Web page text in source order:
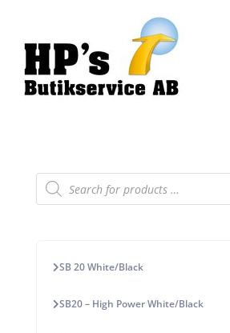
Products
search
SB 20 White/Black
SB20 – High Power White/Black